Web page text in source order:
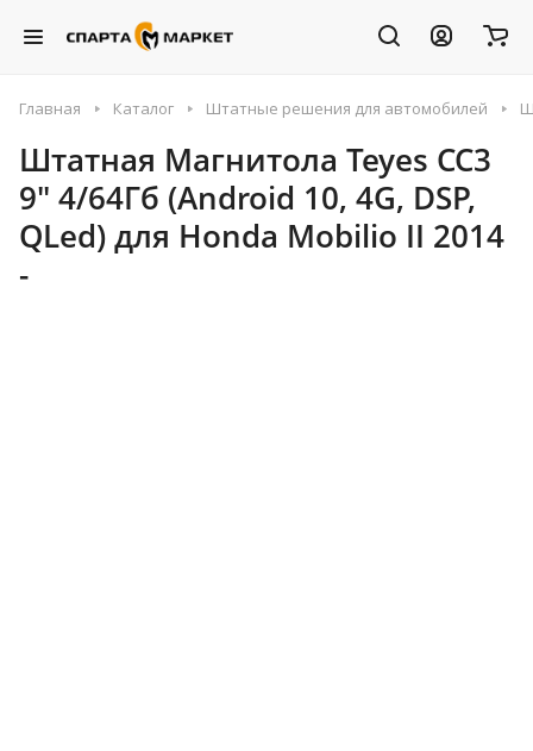
Главная Каталог Штатные решения для автомобилей
Штатная Магнитола Teyes CC3
9" 4/64Гб (Android 10, 4G, DSP,
QLed) для Honda Mobilio II 2014
-